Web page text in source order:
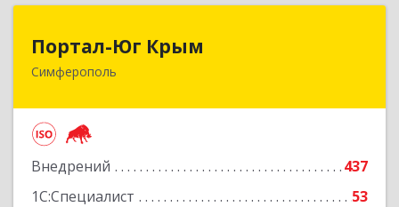
Портал-Юг Крым
Симферополь
Внедрений
437
1С:Специалист
53
295015, Крым Респ, Симферополь г, Козлова ул,